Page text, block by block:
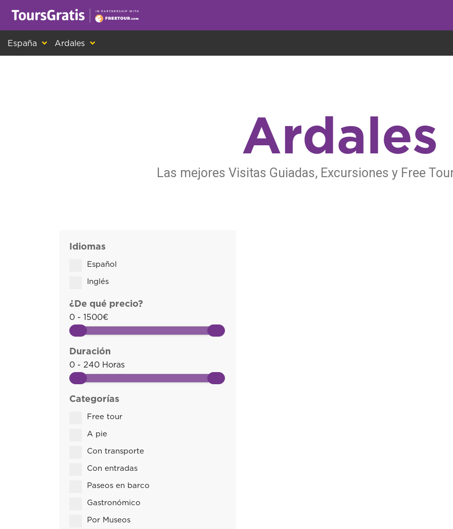
España Ardales
Ardales
Las mejores Visitas Guiadas, Excursiones y Free
Idiomas
Español
Inglés
¿De qué precio?
0 - 1500€
Duración
0 - 240 Horas
Categorías
Free tour
A pie
Con transporte
Con entradas
Paseos en barco
Gastronómico
Por Museos
¡Este es otro mensaje sobre las cookies! Todo el mundo come galletas, pero nosotros las utilizamos para mejorar el